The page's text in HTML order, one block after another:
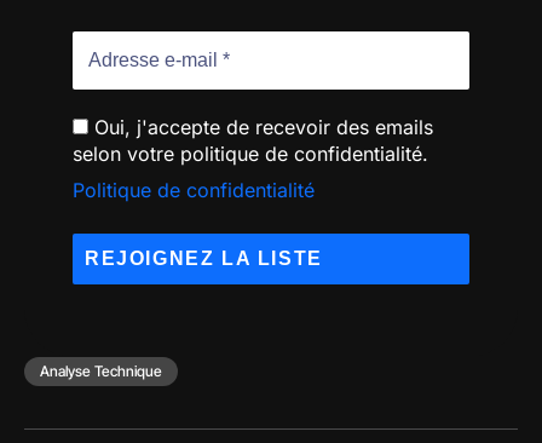
Oui, j'accepte de recevoir des emails
selon votre politique de confidentialité.
Politique de confidentialité
Analyse Technique